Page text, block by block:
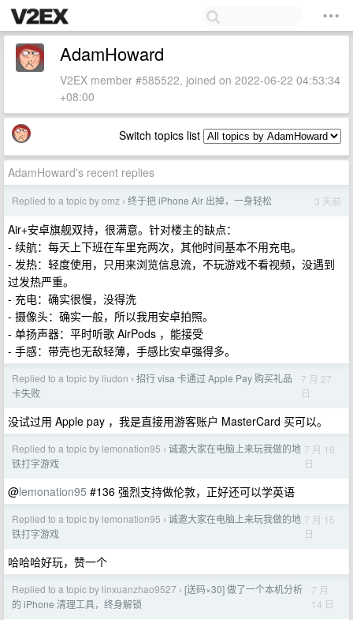
AdamHoward
V2EX member #585522, joined on 2022-06-22 04:53:34
+08:00
Switch topics list
AdamHoward's recent replies
Replied to a topic by omz › 终于把 iPhone Air 出掉，一身轻松 3 天前
Air+安卓旗舰双持，很满意。针对楼主的缺点：
- 续航：每天上下班在车里充两次，其他时间基本不用充电。
- 发热：轻度使用，只用来浏览信息流，不玩游戏不看视频，没遇到
过发热严重。
- 充电：确实很慢，没得洗
- 摄像头：确实一般，所以我用安卓拍照。
- 单扬声器：平时听歌 AirPods ，能接受
- 手感：带壳也无敌轻薄，手感比安卓强得多。
Replied to a topic by liudon › 招行 visa 卡通过 Apple Pay 购买礼品
卡失败
7 月 27
日
没试过用 Apple pay ，我是直接用游客账户 MasterCard 买可以。
Replied to a topic by lemonation95 › 诚邀大家在电脑上来玩我做的地
铁打字游戏
7 月 16
日
@lemonation95 #136 强烈支持做伦敦，正好还可以学英语
Replied to a topic by lemonation95 › 诚邀大家在电脑上来玩我做的地
铁打字游戏
7 月 15
日
哈哈哈好玩，赞一个
Replied to a topic by linxuanzhao9527 › [送码×30] 做了一个本机分析
的 iPhone 清理工具，终身解锁
7 月
14 日